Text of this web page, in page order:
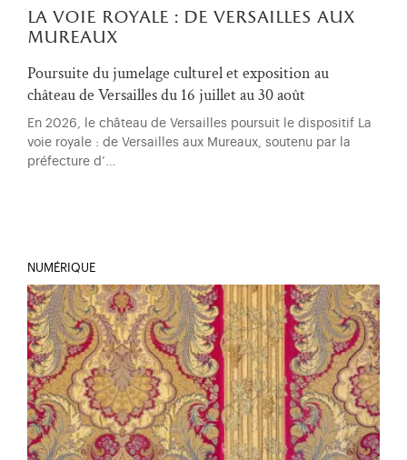
la voie royale : de versailles aux
mureaux
Poursuite du jumelage culturel et exposition au
château de Versailles du 16 juillet au 30 août
En 2026, le château de Versailles poursuit le dispositif La
voie royale : de Versailles aux Mureaux, soutenu par la
préfecture d’…
NUMÉRIQUE